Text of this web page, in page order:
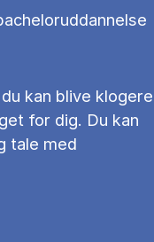
kan blive klogere
for dig. Du kan
tale med